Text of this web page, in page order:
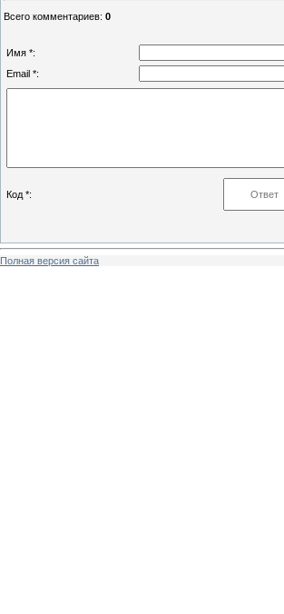
Всего комментариев: 0
Имя *:
Email *:
Код *:
Полная версия сайта